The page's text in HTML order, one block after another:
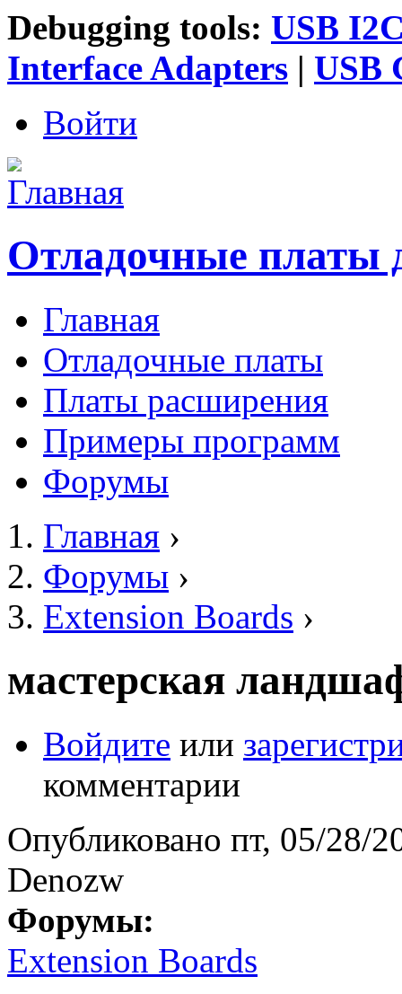
Debugging tools: USB
Interface Adapters | USB
Войти
Отладочные платы
Главное меню
Главная
Отладочные платы
Платы расширения
Примеры программ
Форумы
Вы здесь
Главная ›
Форумы ›
Extension Boards ›
мастерская
Войдите или
комментарии
Опубликовано пт, 05/28/
Denozw
Форумы:
Extension Boards